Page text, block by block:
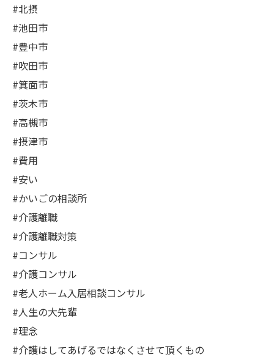
#北摂
#池田市
#豊中市
#吹田市
#箕面市
#茨木市
#高槻市
#摂津市
#費用
#安い
#かいごの相談所
#介護離職
#介護離職対策
#コンサル
#介護コンサル
#老人ホーム入居相談コンサル
#人生の大先輩
#理念
#介護はしてあげるではなくさせて頂くもの